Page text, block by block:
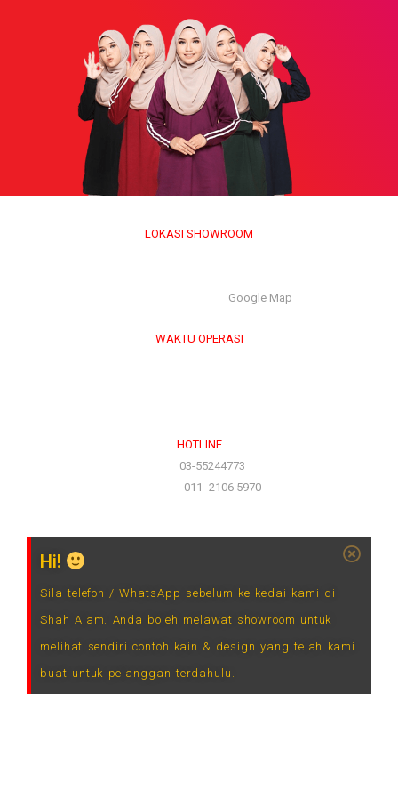
LOKASI SHOWROOM
Google Map
WAKTU OPERASI
HOTLINE
03-55244773
011 -2106 5970
Hi!
Sila telefon / WhatsApp sebelum ke kedai kami di
Shah Alam. Anda boleh melawat showroom untuk
melihat sendiri contoh kain & design yang telah kami
buat untuk pelanggan terdahulu.